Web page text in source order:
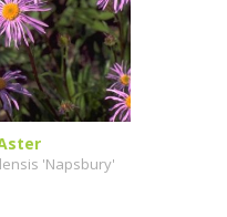
'Napsbury'